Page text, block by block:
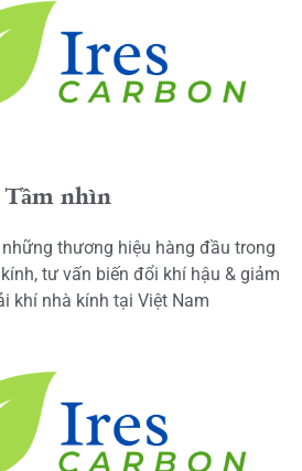
Tầm nhìn
thương hiệu hàng đầu trong
tư vấn biến đổi khí hậu & giảm
khí nhà kính tại Việt Nam